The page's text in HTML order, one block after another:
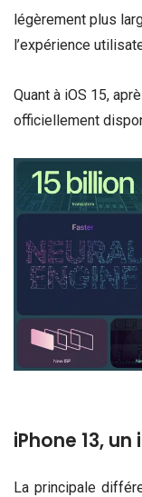
légèrement plus
l’expérience
Quant à iOS 15,
officiellement
iPhone 13, un
La principale